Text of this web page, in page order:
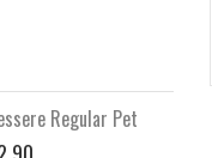
Regular Pet